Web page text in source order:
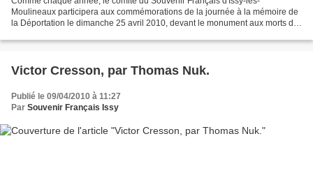
Moulineaux participera aux commémorations de la journée à la mémoire de
la Déportation le dimanche 25 avril 2010, devant le monument aux morts de
Victor Cresson, par Thomas Nuk.
Publié le 09/04/2010 à 11:27
Par Souvenir Français Issy